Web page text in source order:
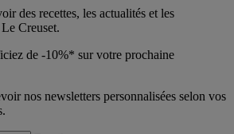
des recettes, les actualités et les
Creuset.
de -10%* sur votre prochaine
nos newsletters personnalisées selon vos